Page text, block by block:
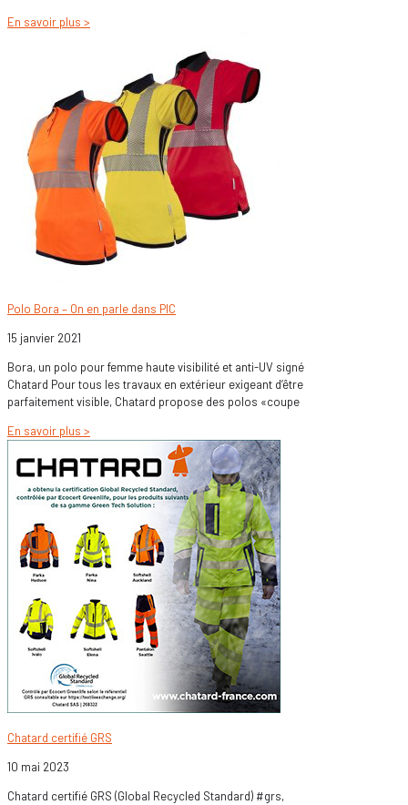
En savoir plus >
Polo Bora – On en parle dans PIC
15 janvier 2021
Bora, un polo pour femme haute visibilité et anti-UV signé
Chatard Pour tous les travaux en extérieur exigeant d’être
parfaitement visible, Chatard propose des polos «coupe
En savoir plus >
Chatard certifié GRS
10 mai 2023
Chatard certifié GRS (Global Recycled Standard) #grs,